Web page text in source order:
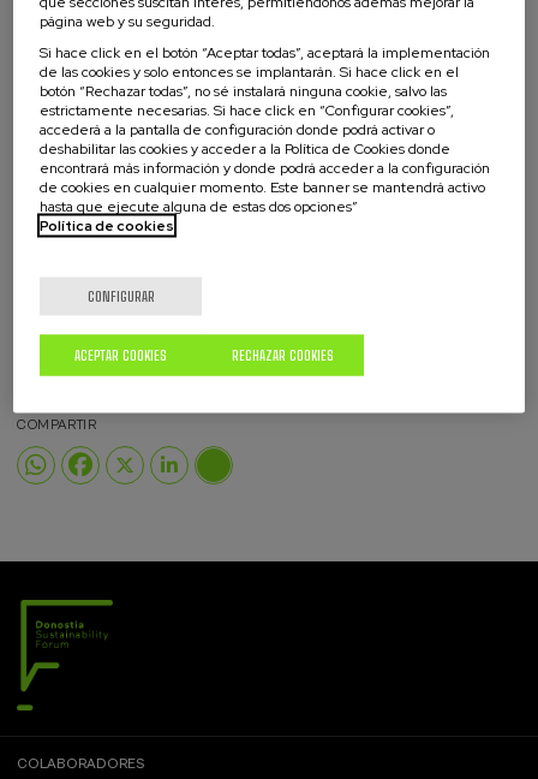
La movilidad influye directamente en el cambio climático y es
ahí donde Leire Artola, alcaldesa de Beasain, quiere poner el
acento. Es importante reflexionar y cambiar los hábitos de
movilidad de la ciudadanía, teniendo siempre en cuenta a la
misma. Para socializar el conocimiento en torno a esta
tecnología, cuentan con diferentes empresas que trabajan
en torno a la Smart Mobility, entre ellas CAF e Irizar.
ETIQUETAS
VÍDEOS
COMPARTIR
COLABORADORES
página web y su seguridad.
Si hace click en el botón “Aceptar todas”, aceptará la implementación
de las cookies y solo entonces se implantarán. Si hace click en el
botón “Rechazar todas”, no sé instalará ninguna cookie, salvo las
estrictamente necesarias. Si hace click en “Configurar cookies”,
accederá a la pantalla de configuración donde podrá activar o
deshabilitar las cookies y acceder a la Política de Cookies donde
encontrará más información y donde podrá acceder a la configuración
de cookies en cualquier momento. Este banner se mantendrá activo
hasta que ejecute alguna de estas dos opciones”
Política de cookies
CONFIGURAR
RECHAZAR COOKIES
ACEPTAR COOKIES